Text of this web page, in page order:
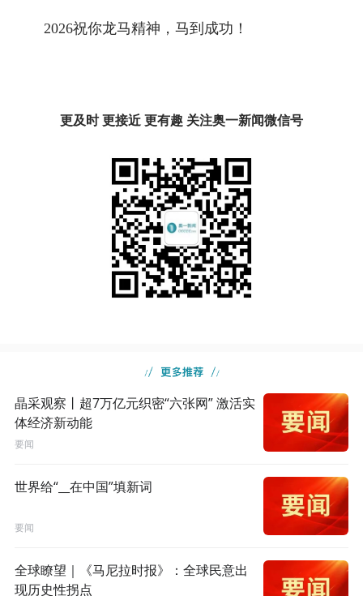
2026祝你龙马精神，马到成功！
更及时 更接近 更有趣 关注奥一新闻微信号
晶采观察丨超7万亿元织密“六张网” 激活实
体经济新动能
要闻
世界给“__在中国”填新词
要闻
全球瞭望｜《马尼拉时报》：全球民意出
现历史性拐点